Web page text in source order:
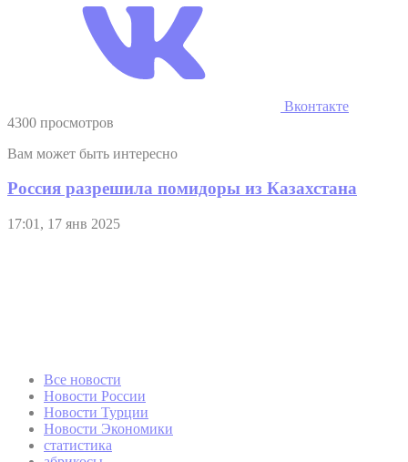
в прошлом году до $44 млн в нынешнем.
Поставки абрикосов из Турции увеличились почти в 2,8 раза:
год назад в июне они составляли $9,7 млн, а в этом июне
достигли $26,7 млн.
А вот ввозимой из Турции клубники стало меньше: в
июне-2025 Россия закупила ягоды на $1,1 млн, в позапрошлом
месяце на $636,6 тыс, передает РИА Новости.